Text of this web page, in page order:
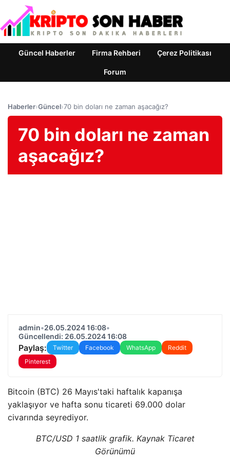
Güncel Haberler Firma Rehberi Çerez Politikası
Forum
Haberler›Güncel›70 bin doları ne zaman aşacağız?
70 bin doları ne zaman
aşacağız?
admin•26.05.2024 16:08•
Güncellendi: 26.05.2024 16:08
Paylaş: Twitter Facebook WhatsApp
Reddit
Pinterest
Bitcoin (BTC) 26 Mayıs'taki haftalık kapanışa
yaklaşıyor ve hafta sonu ticareti 69.000 dolar
civarında seyrediyor.
BTC/USD 1 saatlik grafik. Kaynak Ticaret
Görünümü